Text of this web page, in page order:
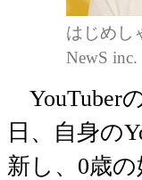
はじめし
NewS inc.
YouTuber
日、自身の
新し、0歳